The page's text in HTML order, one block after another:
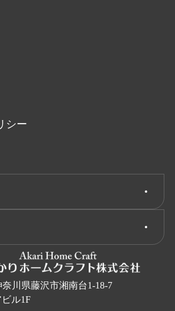
奈川県藤沢市湘南台1-18-7
ル1F
シー